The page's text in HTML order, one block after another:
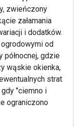
zwieńczony
załamania
i dodatków.
od
północnej, gdzie
wąskie okienka,
strat
"ciemno i
ograniczono